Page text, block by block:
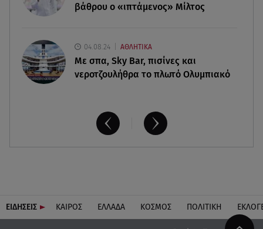
βάθρου ο «ιπτάμενος» Μίλτος
04.08.24 ΑΘΛΗΤΙΚΑ
Με σπα, Sky Bar, πισίνες και
νεροτζουλήθρα το πλωτό Ολυμπιακό
ΕΙΔΗΣΕΙΣ ΚΑΙΡΟΣ ΕΛΛΑΔΑ ΚΟΣΜΟΣ ΠΟΛΙΤΙΚΗ